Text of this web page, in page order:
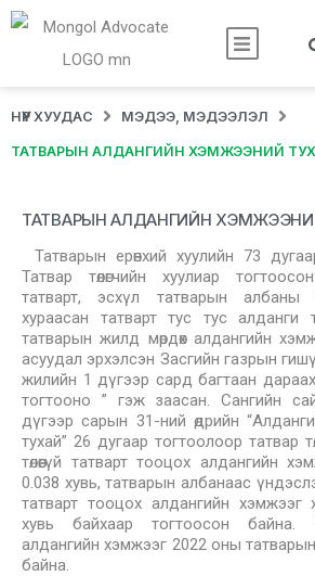
НҮҮР ХУУДАС МЭДЭЭ, МЭДЭЭЛЭЛ
ТАТВАРЫН АЛДАНГИЙН ХЭМЖЭЭНИЙ
ТАТВАРЫН АЛДАНГИЙН
Татварын ерөнхий хуулийн 73
Татвар төлөгчийн хуулиар тогтоосон
татварт, эсхүл татварын албаны
хураасан татварт тус тус алданги
татварын жилд мөрдөх алдангийн
асуудал эрхэлсэн Засгийн газрын
жилийн 1 дүгээр сард багтаан
тогтооно ” гэж заасан. Сангийн
дүгээр сарын 31-ний өдрийн
тухай” 26 дугаар тогтоолоор татвар
төлөөгүй татварт тооцох алдангийн
0.038 хувь, татварын албанаас
татварт тооцох алдангийн хэмжээг
хувь байхаар тогтоосон байна.
алдангийн хэмжээг 2022 оны татварын
байна.